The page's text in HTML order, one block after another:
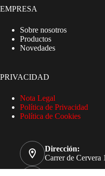
EMPRESA
Sobre nosotros
Productos
Novedades
PRIVACIDAD
Nota Legal
Política de Privacidad
Política de Cookies
Dirección:
Carrer de Cervera